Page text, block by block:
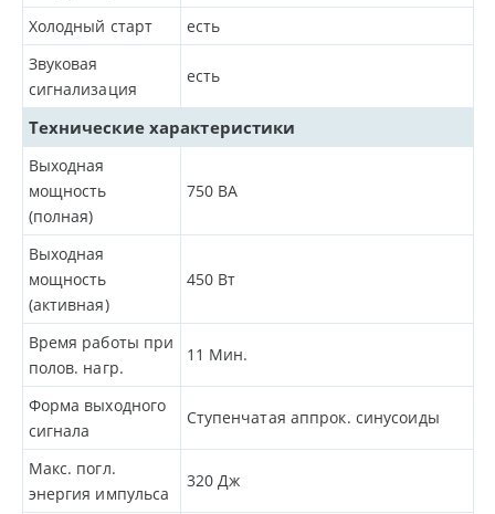
Холодный старт
есть
Звуковая
сигнализация
есть
Технические характеристики
Выходная
мощность
(полная)
750 ВА
Выходная
мощность
(активная)
450 Вт
Время работы при
полов. нагр.
11 Мин.
Форма выходного
сигнала
Ступенчатая аппрок. синусоиды
Макс. погл.
энергия импульса
320 Дж